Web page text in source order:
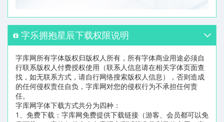
字乐拥抱星辰下载权限说明
字库网所有字体版权归版权人所有，所有字体商业用途必须自
行联系版权人付费授权使用（联系人信息请在相关字体页面查
找，如无联系方式，请自行网络搜索版权人信息），否则造成
的任何侵权责任自负，字库网对您的侵权行为不承担任何责
任。
字库网字体下载方式共分为四种：
1、免费下载：字库网免费提供下载链接（游客、会员都可以免